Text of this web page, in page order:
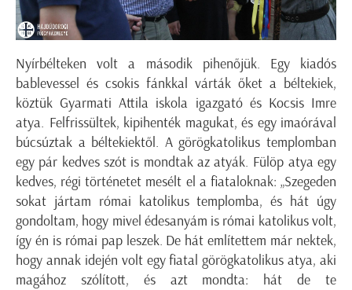
Nyírbélteken volt a második pihenőjük. Egy kiadós
bablevessel és csokis fánkkal várták őket a béltekiek,
köztük Gyarmati Attila iskola igazgató és Kocsis Imre
atya. Felfrissültek, kipihenték magukat, és egy imaórával
búcsúztak a béltekiektől. A görögkatolikus templomban
egy pár kedves szót is mondtak az atyák. Fülöp atya egy
kedves, régi történetet mesélt el a fiataloknak: „Szegeden
sokat jártam római katolikus templomba, és hát úgy
gondoltam, hogy mivel édesanyám is római katolikus volt,
így én is római pap leszek. De hát említettem már nektek,
hogy annak idején volt egy fiatal görögkatolikus atya, aki
magához szólított, és azt mondta: hát de te